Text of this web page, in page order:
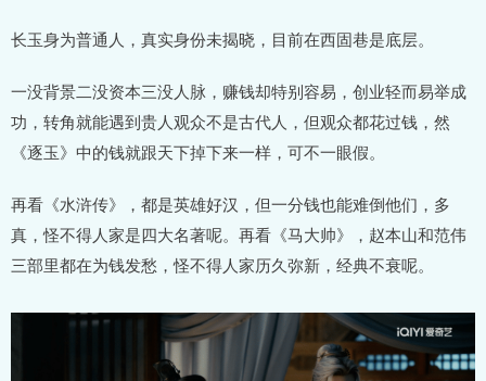
长玉身为普通人，真实身份未揭晓，目前在西固巷是底层。
一没背景二没资本三没人脉，赚钱却特别容易，创业轻而易举成
功，转角就能遇到贵人观众不是古代人，但观众都花过钱，然
《逐玉》中的钱就跟天下掉下来一样，可不一眼假。
再看《水浒传》，都是英雄好汉，但一分钱也能难倒他们，多
真，怪不得人家是四大名著呢。再看《马大帅》，赵本山和范伟
三部里都在为钱发愁，怪不得人家历久弥新，经典不衰呢。